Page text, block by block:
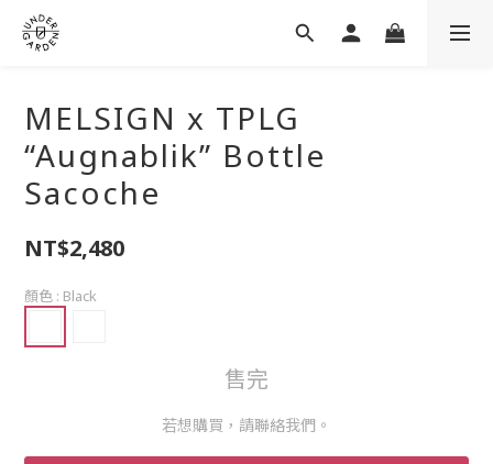
MELSIGN x TPLG
“Augnablik” Bottle
Sacoche
NT$2,480
顏色 : Black
售完
若想購買，請聯絡我們。